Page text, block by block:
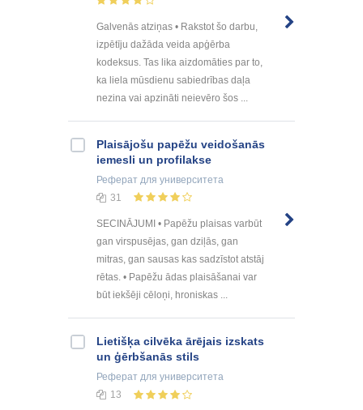
Galvenās atziņas • Rakstot šo darbu,
izpētīju dažāda veida apģērba
kodeksus. Tas lika aizdomāties par to,
ka liela mūsdienu sabiedrības daļa
nezina vai apzināti neievēro šos ...
Plaisājošu papēžu veidošanās
iemesli un profilakse
Реферат для университета
31
SECINĀJUMI • Papēžu plaisas varbūt
gan virspusējas, gan dziļās, gan
mitras, gan sausas kas sadzīstot atstāj
rētas. • Papēžu ādas plaisāšanai var
būt iekšēji cēloņi, hroniskas ...
Lietišķa cilvēka ārējais izskats
un ģērbšanās stils
Реферат для университета
13